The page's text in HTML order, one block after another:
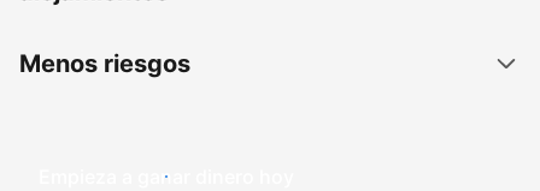
Menos riesgos
Empieza a ganar dinero hoy